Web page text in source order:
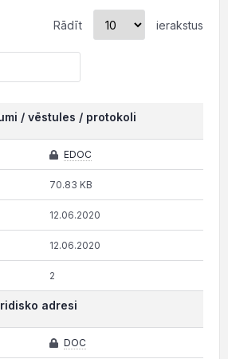
Rādīt ierakstus
/ vēstules / protokoli
EDOC
70.83 KB
12.06.2020
12.06.2020
2
adresi
DOC